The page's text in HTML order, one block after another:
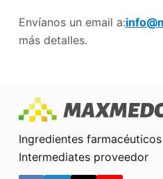
Envíanos un email a:
más detalles.
Ingredientes
Intermediates proveedor